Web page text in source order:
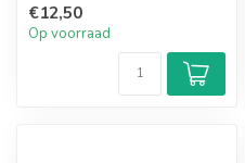
€12,50
Op voorraad